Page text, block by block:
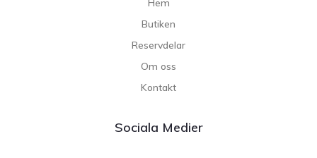
Hem
Butiken
Reservdelar
Om oss
Kontakt
Sociala Medier